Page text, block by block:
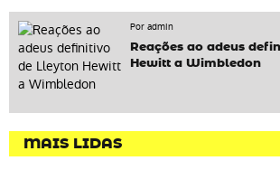
Por admin
Reações ao adeus
Hewitt a Wimbledon
MAIS LIDAS